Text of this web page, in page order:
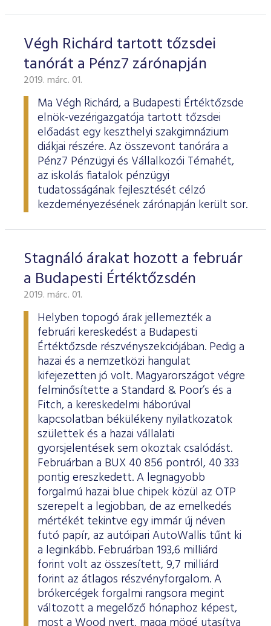
Végh Richárd tartott tőzsdei
tanórát a Pénz7 zárónapján
2019. márc. 01.
Ma Végh Richárd, a Budapesti Értéktőzsde
elnök-vezérigazgatója tartott tőzsdei
előadást egy keszthelyi szakgimnázium
diákjai részére. Az összevont tanórára a
Pénz7 Pénzügyi és Vállalkozói Témahét,
az iskolás fiatalok pénzügyi
tudatosságának fejlesztését célzó
kezdeményezésének zárónapján került sor.
Stagnáló árakat hozott a február
a Budapesti Értéktőzsdén
2019. márc. 01.
Helyben topogó árak jellemezték a
februári kereskedést a Budapesti
Értéktőzsde részvényszekciójában. Pedig a
hazai és a nemzetközi hangulat
kifejezetten jó volt. Magyarországot végre
felminősítette a Standard & Poor’s és a
Fitch, a kereskedelmi háborúval
kapcsolatban békülékeny nyilatkozatok
születtek és a hazai vállalati
gyorsjelentések sem okoztak csalódást.
Februárban a BUX 40 856 pontról, 40 333
pontig ereszkedett. A legnagyobb
forgalmú hazai blue chipek közül az OTP
szerepelt a legjobban, de az emelkedés
mértékét tekintve egy immár új néven
futó papír, az autóipari AutoWallis tűnt ki
a leginkább. Februárban 193,6 milliárd
forint volt az összesített, 9,7 milliárd
forint az átlagos részvényforgalom. A
brókercégek forgalmi rangsora megint
változott a megelőző hónaphoz képest,